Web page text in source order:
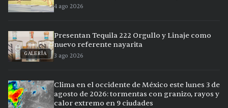
4 ago 2026
GALERÍA
Presentan Tequila 222 Orgullo y Linaje como
nuevo referente nayarita
3 ago 2026
Clima en el occidente de México este lunes 3 de
agosto de 2026: tormentas con granizo, rayos y
calor extremo en 9 ciudades